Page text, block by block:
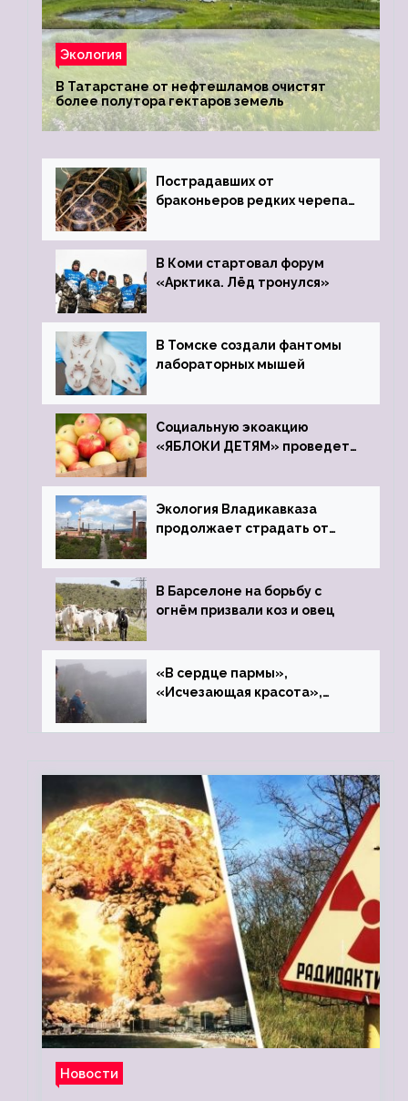
Экология
В Татарстане от нефтешламов очистят
более полутора гектаров земель
Пострадавших от
браконьеров редких черепах
зоопарк
В Коми стартовал форум
«Арктика. Лёд тронулся»
В Томске создали фантомы
лабораторных мышей
Социальную экоакцию
«ЯБЛОКИ ДЕТЯМ» проведет
Экология Владикавказа
продолжает страдать от
В Барселоне на борьбу с
огнём призвали коз и овец
«В сердце пармы»,
«Исчезающая красота»,
Новости